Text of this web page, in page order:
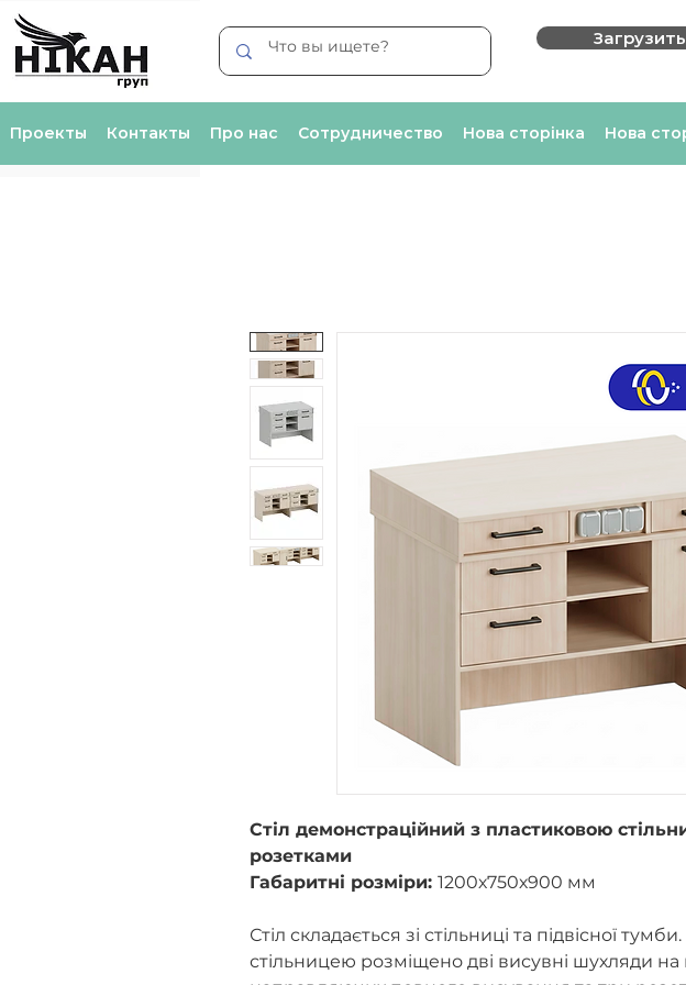
Проекты Контакты Про нас Сотрудничество Нова сторінка Нова
Стіл демонстраційний з пластиковою
розетками
Габаритні розміри: 1200х750х900 мм
Стіл складається зі стільниці та підвісної
стільницею розміщено дві висувні шухляди на